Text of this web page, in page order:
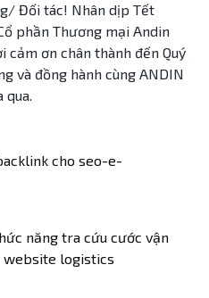
Đối tác! Nhân dịp Tết
phần Thương mại Andin
cảm ơn chân thành đến Quý
và đồng hành cùng ANDIN
qua.
cho seo-e-
năng tra cứu cước vận
website logistics